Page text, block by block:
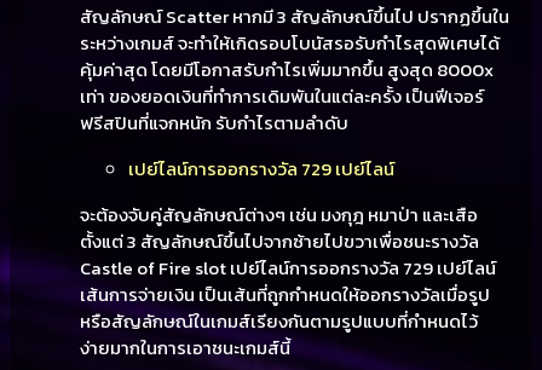
สัญลักษณ์ Scatter หากมี 3 สัญลักษณ์ขึ้นไป ปรากฏขึ้นใน
ระหว่างเกมส์ จะทำให้เกิดรอบโบนัสรอรับกำไรสุดพิเศษได้
คุ้มค่าสุด โดยมีโอกาสรับกำไรเพิ่มมากขึ้น สูงสุด 8000x
เท่า ของยอดเงินที่ทำการเดิมพันในแต่ละครั้ง เป็นฟีเจอร์
ฟรีสปินที่แจกหนัก รับกำไรตามลำดับ
เปย์ไลน์การออกรางวัล 729 เปย์ไลน์
จะต้องจับคู่สัญลักษณ์ต่างๆ เช่น มงกุฎ หมาป่า และเสือ
ตั้งแต่ 3 สัญลักษณ์ขึ้นไปจากซ้ายไปขวาเพื่อชนะรางวัล
Castle of Fire slot เปย์ไลน์การออกรางวัล 729 เปย์ไลน์
เส้นการจ่ายเงิน เป็นเส้นที่ถูกกำหนดให้ออกรางวัลเมื่อรูป
หรือสัญลักษณ์ในเกมส์เรียงกันตามรูปแบบที่กำหนดไว้
ง่ายมากในการเอาชนะเกมส์นี้